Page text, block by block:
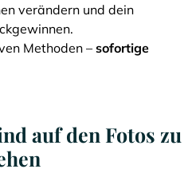
verändern und dein
Methoden – sofortige
auf den Fotos zu